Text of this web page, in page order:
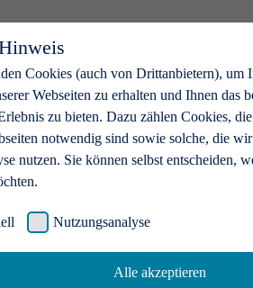
Cookies (auch von Drittanbietern), um
Webseiten zu erhalten und Ihnen das
zu bieten. Dazu zählen Cookies,
notwendig sind sowie solche, die
nutzen. Sie können selbst entscheiden,
Nutzungsanalyse
Alle akzeptieren
Ideen eine Bühne